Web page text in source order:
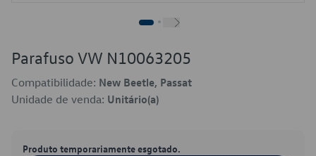
Parafuso VW N10063205
Compatibilidade: New Beetle, Passat
Unidade de venda: Unitário(a)
Produto temporariamente esgotado.